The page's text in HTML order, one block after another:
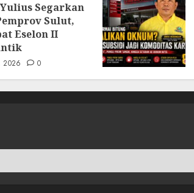
Segarkan
Sulut,
Eselon II
2026 0